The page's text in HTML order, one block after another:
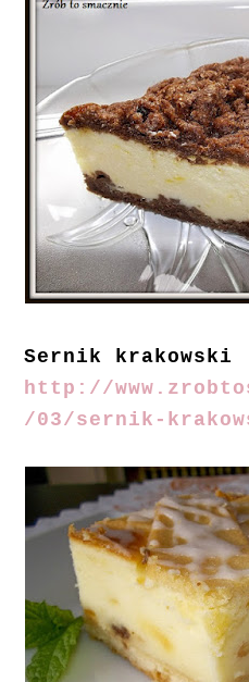
Sernik krakowski
http://
/03/sernik-